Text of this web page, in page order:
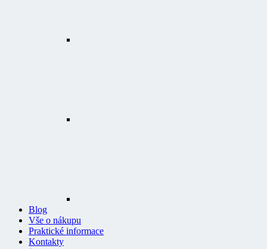
Vše o nákupu
Praktické informace
Kontakty
Prodejny